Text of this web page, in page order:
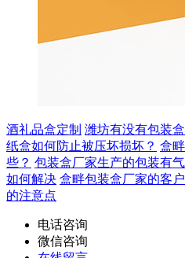
酒礼品盒定制 潍坊有没有包装
纸盒如何防止被压坏损坏？ 盒
些？ 包装盒厂家生产的包装有
如何解决 盒畔包装盒厂家的客
的注意点
电话咨询
微信咨询